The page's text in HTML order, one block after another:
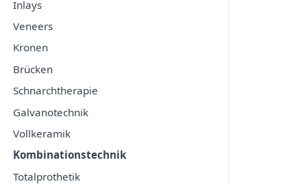
Inlays
Veneers
Kronen
Brücken
Schnarchtherapie
Galvanotechnik
Vollkeramik
Kombinationstechnik
Totalprothetik